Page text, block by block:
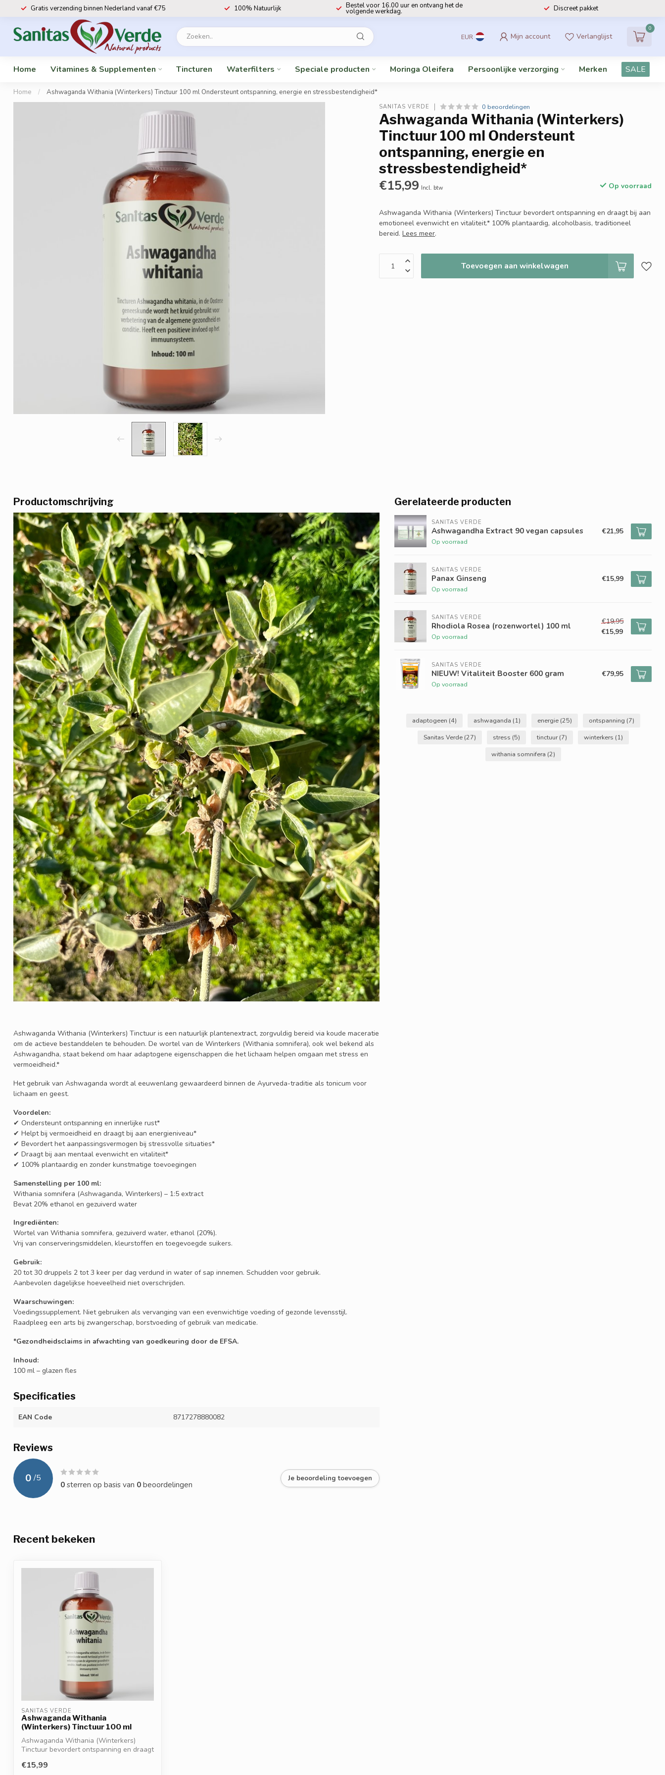
Gratis verzending binnen Nederland vanaf €75 100% Natuurlijk Bestel voor 16.00 uur en ontvang het de
volgende werkdag. Discreet pakket
EUR Mijn account Verlanglijst
0
Home Vitamines & Supplementen Tincturen Waterfilters Speciale producten Moringa Oleifera Persoonlijke verzorging Merken SALE
Home / Ashwaganda Withania (Winterkers) Tinctuur 100 ml Ondersteunt ontspanning, energie en stressbestendigheid*
SANITAS VERDE 0 beoordelingen
Ashwaganda Withania (Winterkers)
Tinctuur 100 ml Ondersteunt
ontspanning, energie en
stressbestendigheid*
€15,99 Incl. btw Op voorraad
Ashwaganda Withania (Winterkers) Tinctuur bevordert ontspanning en draagt bij aan
emotioneel evenwicht en vitaliteit.* 100% plantaardig, alcoholbasis, traditioneel
bereid.Lees meer.
Toevoegen aan winkelwagen
Productomschrijving
Ashwaganda Withania (Winterkers) Tinctuur is een natuurlijk plantenextract, zorgvuldig bereid via koude maceratie
om de actieve bestanddelen te behouden. De wortel van de Winterkers (Withania somnifera), ook wel bekend als
Ashwagandha, staat bekend om haar adaptogene eigenschappen die het lichaam helpen omgaan met stress en
vermoeidheid.*
Het gebruik van Ashwaganda wordt al eeuwenlang gewaardeerd binnen de Ayurveda-traditie als tonicum voor
lichaam en geest.
Voordelen:
✔ Ondersteunt ontspanning en innerlijke rust*
✔ Helpt bij vermoeidheid en draagt bij aan energieniveau*
✔ Bevordert het aanpassingsvermogen bij stressvolle situaties*
✔ Draagt bij aan mentaal evenwicht en vitaliteit*
✔ 100% plantaardig en zonder kunstmatige toevoegingen
Samenstelling per 100 ml:
Withania somnifera (Ashwaganda, Winterkers) – 1:5 extract
Bevat 20% ethanol en gezuiverd water
Ingrediënten:
Wortel van Withania somnifera, gezuiverd water, ethanol (20%).
Vrij van conserveringsmiddelen, kleurstoffen en toegevoegde suikers.
Gebruik:
20 tot 30 druppels 2 tot 3 keer per dag verdund in water of sap innemen. Schudden voor gebruik.
Aanbevolen dagelijkse hoeveelheid niet overschrijden.
Waarschuwingen:
Voedingssupplement. Niet gebruiken als vervanging van een evenwichtige voeding of gezonde levensstijl.
Raadpleeg een arts bij zwangerschap, borstvoeding of gebruik van medicatie.
*Gezondheidsclaims in afwachting van goedkeuring door de EFSA.
Inhoud:
100 ml – glazen fles
Specificaties
EAN Code 8717278880082
Reviews
0 /5
0sterren op basis van 0beoordelingen
Je beoordeling toevoegen
Gerelateerde producten
SANITAS VERDE
Ashwagandha Extract 90 vegan capsules
Op voorraad
€21,95
SANITAS VERDE
Panax Ginseng
Op voorraad
€15,99
SANITAS VERDE
Rhodiola Rosea (rozenwortel) 100 ml
Op voorraad
€19,95
€15,99
SANITAS VERDE
NIEUW! Vitaliteit Booster 600 gram
Op voorraad
€79,95
adaptogeen (4) ashwaganda (1) energie (25) ontspanning (7)
Sanitas Verde (27) stress (5) tinctuur(7) winterkers (1)
withania somnifera (2)
Recent bekeken
SANITAS VERDE
Ashwaganda Withania
(Winterkers) Tinctuur 100 ml
Ashwaganda Withania (Winterkers)
Tinctuur bevordert ontspanning en draagt
€15,99